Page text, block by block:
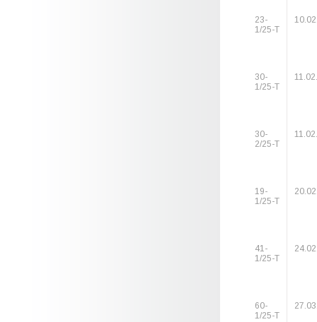
23-
1/25-Т
30-
1/25-Т
30-
2/25-Т
19-
1/25-Т
41-
1/25-Т
60-
1/25-Т